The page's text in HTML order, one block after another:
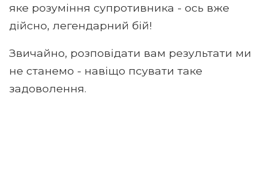
яке розуміння супротивника - ось вже
дійсно, легендарний бій!
Звичайно, розповідати вам результати ми
не станемо - навіщо псувати таке
задоволення.